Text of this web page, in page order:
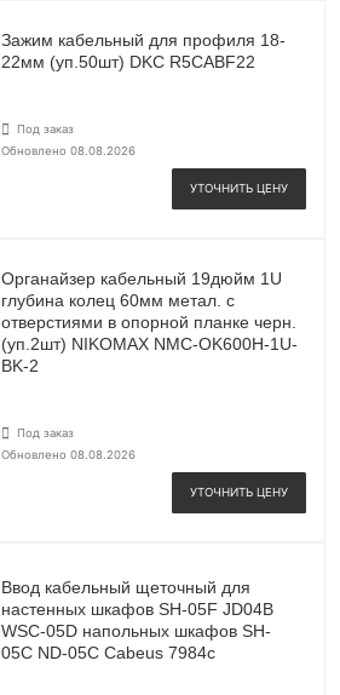
Зажим кабельный для профиля 18-
22мм (уп.50шт) DKC R5CABF22
Под заказ
Обновлено 08.08.2026
УТОЧНИТЬ ЦЕНУ
Органайзер кабельный 19дюйм 1U
глубина колец 60мм метал. с
отверстиями в опорной планке черн.
(уп.2шт) NIKOMAX NMC-OK600H-1U-
BK-2
Под заказ
Обновлено 08.08.2026
УТОЧНИТЬ ЦЕНУ
Ввод кабельный щеточный для
настенных шкафов SH-05F JD04B
WSC-05D напольных шкафов SH-
05C ND-05C Cabeus 7984c